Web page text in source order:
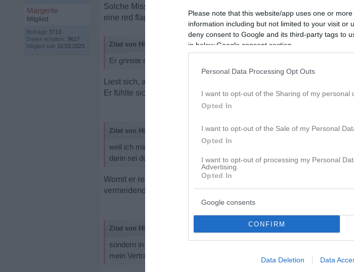
Please note that this website/app uses one or
information including but not limited to your visit or
deny consent to Google and its third-party tags to
in below Google consent section.
Personal Data Processing Opt Outs
I want to opt-out of the Sharing of my personal
Opted In
I want to opt-out of the Sale of my Personal
Opted In
I want to opt-out of processing my Personal
Advertising.
Opted In
Google consents
CONFIRM
Data Deletion Data
Margerite
Mitglied
Beiträge: 3713
Danke erhalten: 9617
Mitglied seit: 10.03.2023
Solche Missempfindungen wie Ratlosigkeit, innere Unruhe, Zweifel
eine red flag.
Zitat von Hinkebein2:
Er grinste nur und meinte, ich hätte ja schon mehrfach geglaubt, dass es
Liest sich, als wollter er dich wieder auf Kurs bringen, denn
Er fühlte sich überlegen.
Zitat von Hinkebein2:
weil ich mich in der Vergangenheit mehrfach zurückgezogen und später
darin sei durchaus ein Muster erkennbar.
Womit er recht hat. Annäherung und Distanz im Wechsel sind ein
vermeidenden Bindungsstil.
Zitat von Hinkebein2:
sondern in eine Version von ihm verliebt zu haben, die es vermutlich gar
mein Vertrauen sei von Grund auf zerstört.